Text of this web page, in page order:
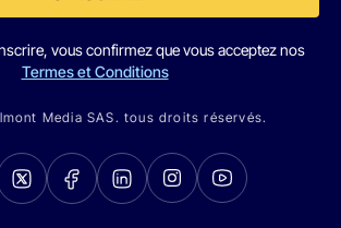
vous confirmez que vous acceptez nos
Termes et Conditions
Media SAS. tous droits réservés.